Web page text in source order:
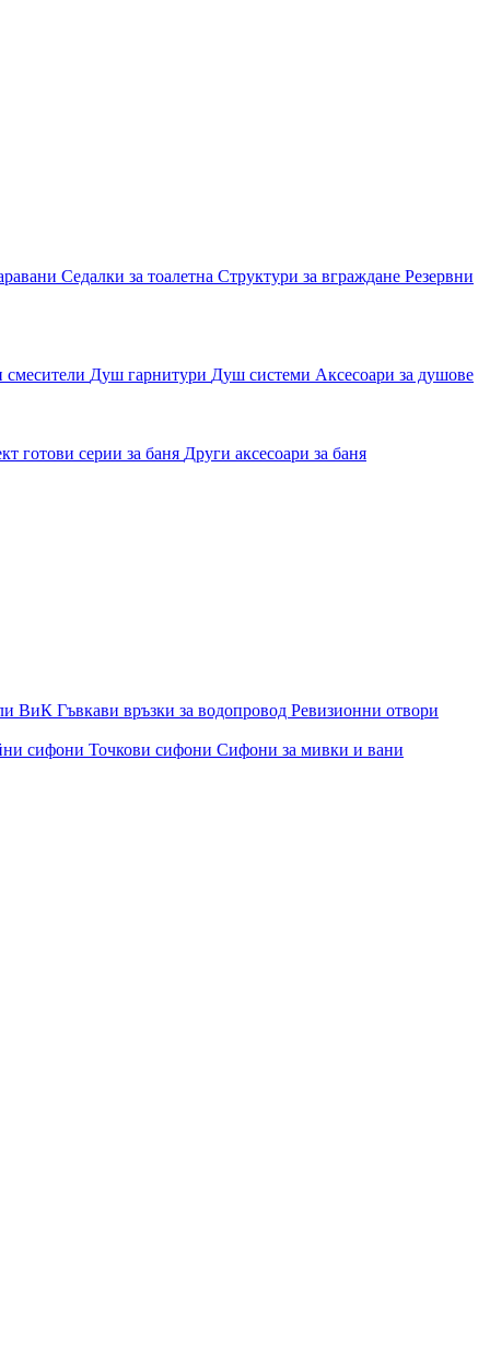
Седалки за тоалетна Структури за вграждане Резервни
смесители Душ гарнитури Душ системи Аксесоари за душове
готови серии за баня Други аксесоари за баня
ВиК Гъвкави връзки за водопровод Ревизионни отвори
сифони Точкови сифони Сифони за мивки и вани